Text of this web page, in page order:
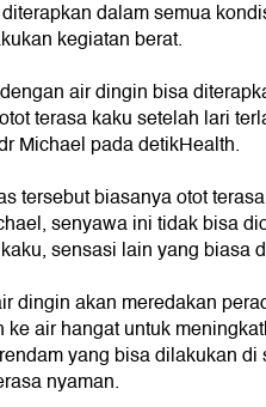
dalam semua
kegiatan berat.
air dingin bisa
terasa kaku setelah lari
Michael pada detikHealth.
tersebut biasanya otot
senyawa ini tidak bisa
sensasi lain yang biasa
dingin akan meredakan
air hangat untuk
yang bisa dilakukan
nyaman.